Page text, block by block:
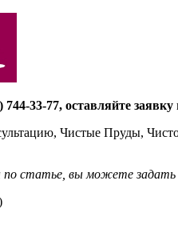
744-33-77, оставляйте заявку
по статье, вы можете